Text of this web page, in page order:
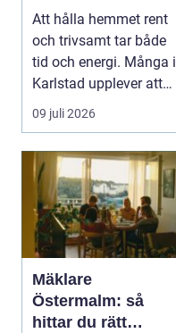
mer tid över
Att hålla hemmet rent
och trivsamt tar både
tid och energi. Många i
Karlstad upplever att
städningen...
09 juli 2026
Mäklare
Östermalm: så
hittar du rätt